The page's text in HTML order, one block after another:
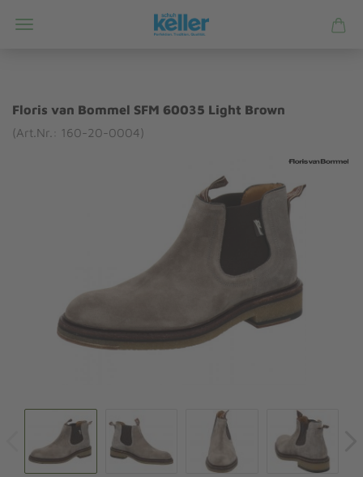
Floris van Bommel SFM 60035 Light Brown
(Art.Nr.: 160-20-0004)